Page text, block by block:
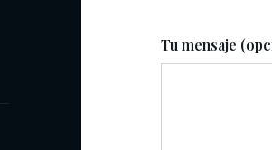
Tu mensaje